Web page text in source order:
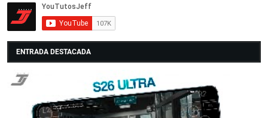
ENTRADA DESTACADA